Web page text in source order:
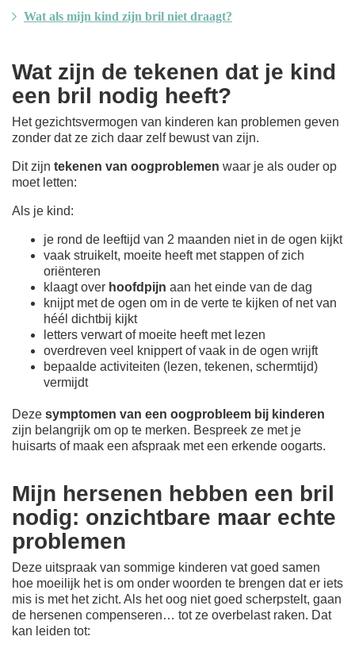
Wat als mijn kind zijn bril niet draagt?
Wat zijn de tekenen dat je kind
een bril nodig heeft?
Het gezichtsvermogen van kinderen kan problemen geven
zonder dat ze zich daar zelf bewust van zijn.
Dit zijn tekenen van oogproblemen waar je als ouder op
moet letten:
Als je kind:
je rond de leeftijd van 2 maanden niet in de ogen kijkt
vaak struikelt, moeite heeft met stappen of zich
oriënteren
klaagt over hoofdpijn aan het einde van de dag
knijpt met de ogen om in de verte te kijken of net van
héél dichtbij kijkt
letters verwart of moeite heeft met lezen
overdreven veel knippert of vaak in de ogen wrijft
bepaalde activiteiten (lezen, tekenen, schermtijd)
vermijdt
Deze symptomen van een oogprobleem bij kinderen
zijn belangrijk om op te merken. Bespreek ze met je
huisarts of maak een afspraak met een erkende oogarts.
Mijn hersenen hebben een bril
nodig: onzichtbare maar echte
problemen
Deze uitspraak van sommige kinderen vat goed samen
hoe moeilijk het is om onder woorden te brengen dat er iets
mis is met het zicht. Als het oog niet goed scherpstelt, gaan
de hersenen compenseren… tot ze overbelast raken. Dat
kan leiden tot: